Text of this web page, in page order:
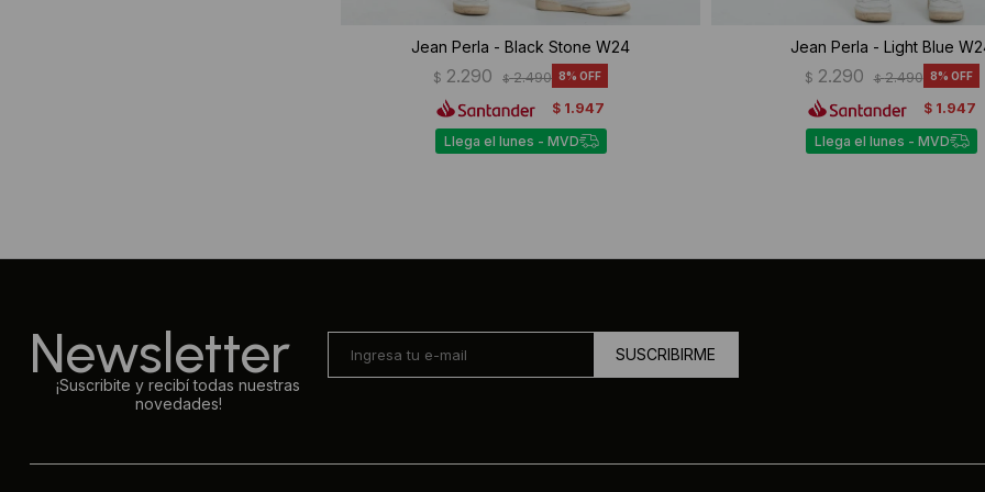
Jean Perla - Black Stone W24
$ 2.290 $ 2.490 8
$ 1.947
Llega el lunes - MVD
Jean Perla - Light Blue
$ 2.290 $ 2.490 8
$ 1.947
Llega el lunes - MVD
Newsletter
¡Suscribite y recibí todas nuestras
novedades!
SUSCRIBIRME